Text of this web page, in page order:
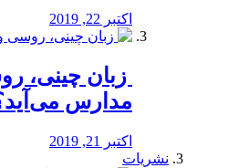
اکتبر 22, 2019
زبان چینی،
مدارس
اکتبر 21, 2019
نشریات